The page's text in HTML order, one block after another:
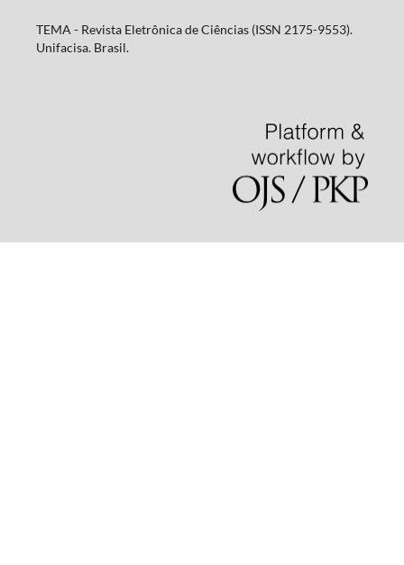
TEMA - Revista Eletrônica de Ciências (ISSN 2175-9553).
Unifacisa. Brasil.